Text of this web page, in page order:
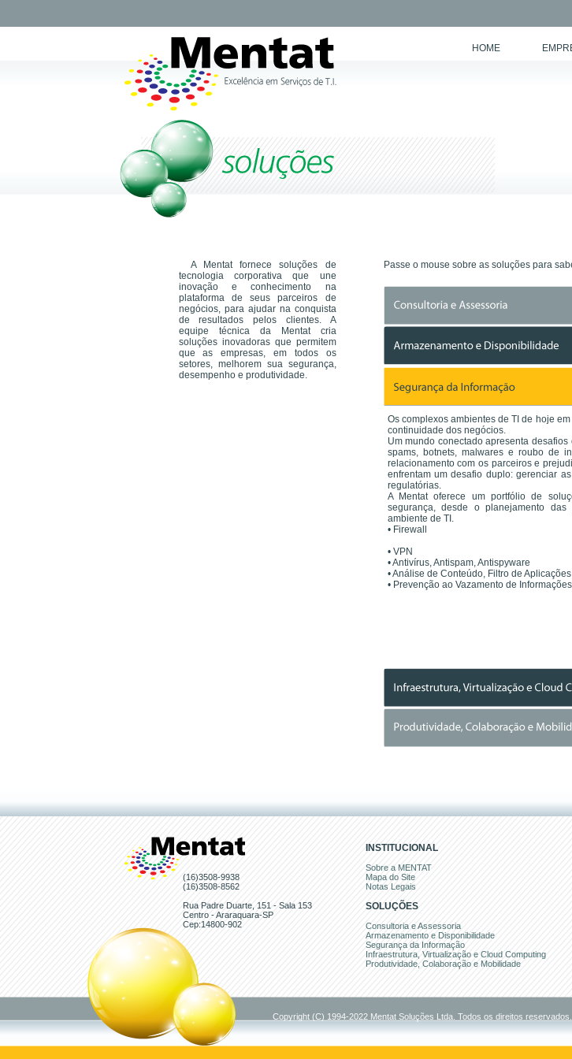
HOME
A Mentat fornece soluções de
tecnologia corporativa que une
inovação e conhecimento na
plataforma de seus parceiros de
negócios, para ajudar na conquista
de resultados pelos clientes. A
equipe técnica da Mentat cria
soluções inovadoras que permitem
que as empresas, em todos os
setores, melhorem sua segurança,
desempenho e produtividade.
Passe o mouse sobre as soluções para
Os complexos ambientes de TI de hoje
continuidade dos negócios.
Um mundo conectado apresenta
spams, botnets, malwares e roubo de
relacionamento com os parceiros e
enfrentam um desafio duplo: gerenciar
regulatórias.
A Mentat oferece um portfólio de
segurança, desde o planejamento
ambiente de TI.
• Firewall
• VPN
• Antivírus, Antispam, Antispyware
• Análise de Conteúdo, Filtro de Aplicações
• Prevenção ao Vazamento de
(16)3508-9938
(16)3508-8562
Rua Padre Duarte, 151 - Sala 153
Centro - Araraquara-SP
Cep:14800-902
INSTITUCIONAL
Sobre a MENTAT
Mapa do Site
Notas Legais
SOLUÇÕES
Consultoria e Assessoria
Armazenamento e Disponibilidade
Segurança da Informação
Infraestrutura, Virtualização e Cloud Computing
Produtividade, Colaboração e Mobilidade
Copyright (C) 1994-2022 Mentat Soluções Ltda. Todos os direitos reservados.